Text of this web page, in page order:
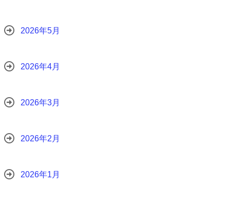
2026年5月
2026年4月
2026年3月
2026年2月
2026年1月